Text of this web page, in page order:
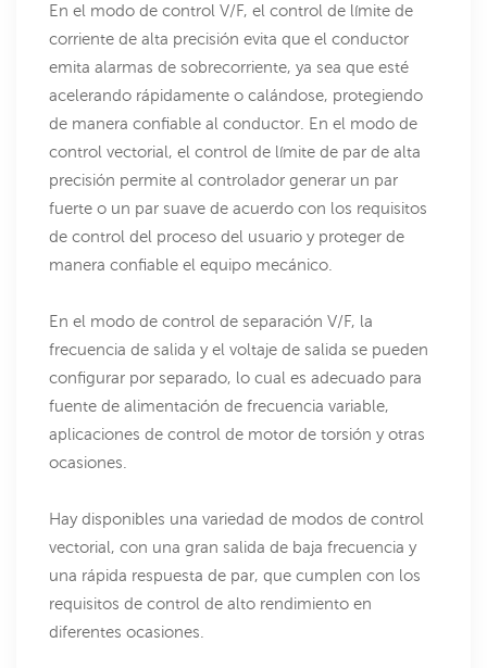
En el modo de control V/F, el control de límite de
corriente de alta precisión evita que el conductor
emita alarmas de sobrecorriente, ya sea que esté
acelerando rápidamente o calándose, protegiendo
de manera confiable al conductor. En el modo de
control vectorial, el control de límite de par de alta
precisión permite al controlador generar un par
fuerte o un par suave de acuerdo con los requisitos
de control del proceso del usuario y proteger de
manera confiable el equipo mecánico.
En el modo de control de separación V/F, la
frecuencia de salida y el voltaje de salida se pueden
configurar por separado, lo cual es adecuado para
fuente de alimentación de frecuencia variable,
aplicaciones de control de motor de torsión y otras
ocasiones.
Hay disponibles una variedad de modos de control
vectorial, con una gran salida de baja frecuencia y
una rápida respuesta de par, que cumplen con los
requisitos de control de alto rendimiento en
diferentes ocasiones.